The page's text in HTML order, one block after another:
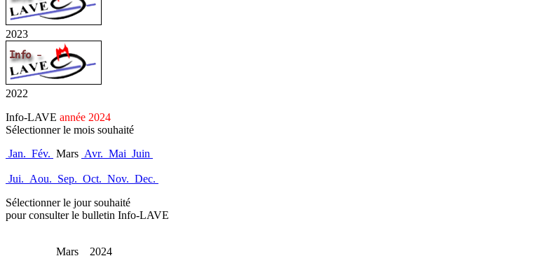
2023
2022
Info-LAVE année 2024
Sélectionner le mois souhaité
Jan. Fév. Mars Avr. Mai Juin
Jui. Aou. Sep. Oct. Nov. Dec.
Sélectionner le jour souhaité
pour consulter le bulletin Info-LAVE
Mars 2024